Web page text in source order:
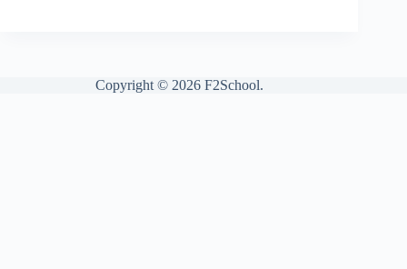
Copyright © 2026 F2School.